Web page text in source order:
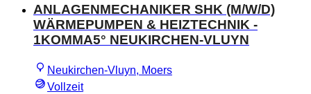
ANLAGENMECHANIKER SHK (M/W/D)
WÄRMEPUMPEN & HEIZTECHNIK -
1KOMMA5° NEUKIRCHEN-VLUYN
Neukirchen-Vluyn, Moers
Vollzeit